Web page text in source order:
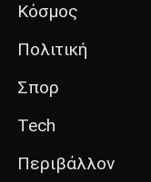
Κόσμος
Πολιτική
Σπορ
Tech
Περιβάλλον